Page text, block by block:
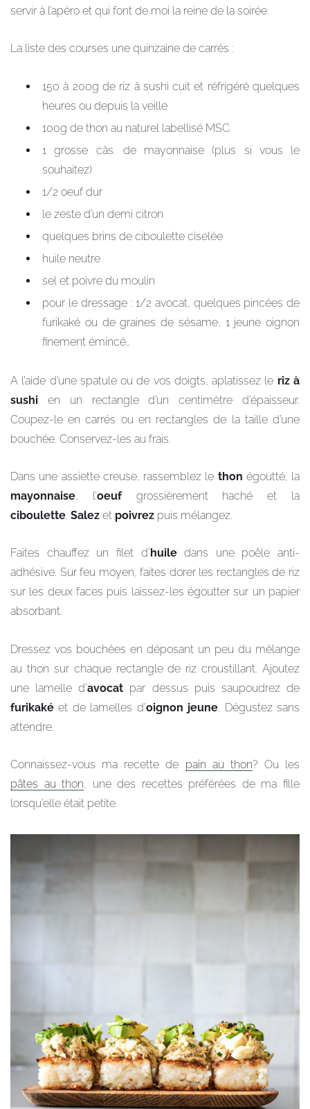
servir à l’apéro et qui font de moi la reine de la soirée.
La liste des courses une quinzaine de carrés :
150 à 200g de riz à sushi cuit et réfrigéré quelques
heures ou depuis la veille
100g de thon au naturel labellisé MSC
1 grosse càs. de mayonnaise (plus si vous le
souhaitez)
1/2 oeuf dur
le zeste d’un demi citron
quelques brins de ciboulette ciselée
huile neutre
sel et poivre du moulin
pour le dressage : 1/2 avocat, quelques pincées de
furikaké ou de graines de sésame, 1 jeune oignon
finement émincé…
A l’aide d’une spatule ou de vos doigts, aplatissez le riz à
sushi en un rectangle d’un centimètre d’épaisseur.
Coupez-le en carrés ou en rectangles de la taille d’une
bouchée. Conservez-les au frais.
Dans une assiette creuse, rassemblez le thon égoutté, la
mayonnaise, l’oeufgrossièrement haché et la
ciboulette. Salez et poivrez puis mélangez.
Faites chauffez un filet d’ huiledans une poêle anti-
adhésive. Sur feu moyen, faites dorer les rectangles de riz
sur les deux faces puis laissez-les égoutter sur un papier
absorbant.
Dressez vos bouchées en déposant un peu du mélange
au thon sur chaque rectangle de riz croustillant. Ajoutez
une lamelle d’avocat par dessus puis saupoudrez de
furikaké et de lamelles d’oignon jeune . Dégustez sans
attendre.
Connaissez-vous ma recette de pain au thon? Ou les
pâtes au thon, une des recettes préférées de ma fille
lorsqu’elle était petite.